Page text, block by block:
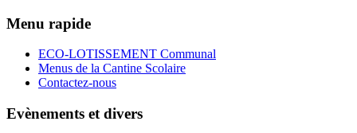
Menu rapide
ECO-LOTISSEMENT Communal
Menus de la Cantine Scolaire
Contactez-nous
Evènements et divers